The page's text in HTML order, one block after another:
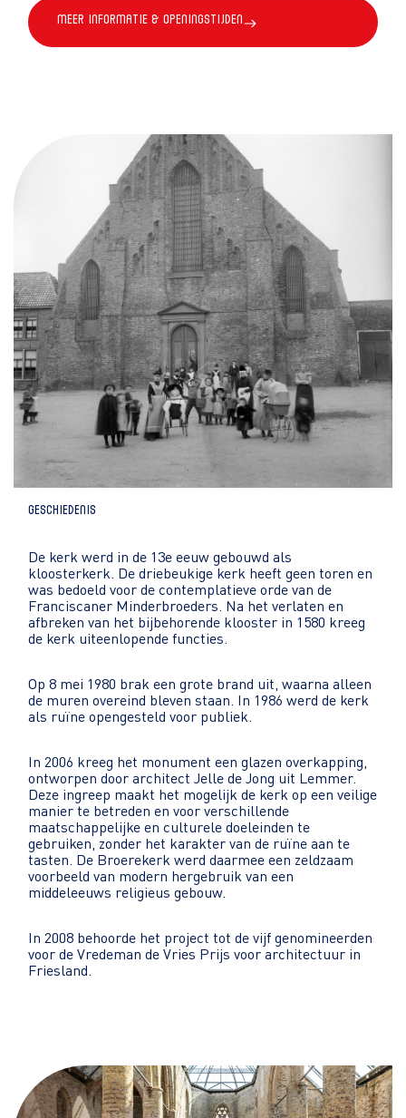
Meer informatie & openingstijden
Geschiedenis
De kerk werd in de 13e eeuw gebouwd als
kloosterkerk. De driebeukige kerk heeft geen toren en
was bedoeld voor de contemplatieve orde van de
Franciscaner Minderbroeders. Na het verlaten en
afbreken van het bijbehorende klooster in 1580 kreeg
de kerk uiteenlopende functies.
Op 8 mei 1980 brak een grote brand uit, waarna alleen
de muren overeind bleven staan. In 1986 werd de kerk
als ruïne opengesteld voor publiek.
In 2006 kreeg het monument een glazen overkapping,
ontworpen door architect Jelle de Jong uit Lemmer.
Deze ingreep maakt het mogelijk de kerk op een veilige
manier te betreden en voor verschillende
maatschappelijke en culturele doeleinden te
gebruiken, zonder het karakter van de ruïne aan te
tasten. De Broerekerk werd daarmee een zeldzaam
voorbeeld van modern hergebruik van een
middeleeuws religieus gebouw.
In 2008 behoorde het project tot de vijf genomineerden
voor de Vredeman de Vries Prijs voor architectuur in
Friesland.